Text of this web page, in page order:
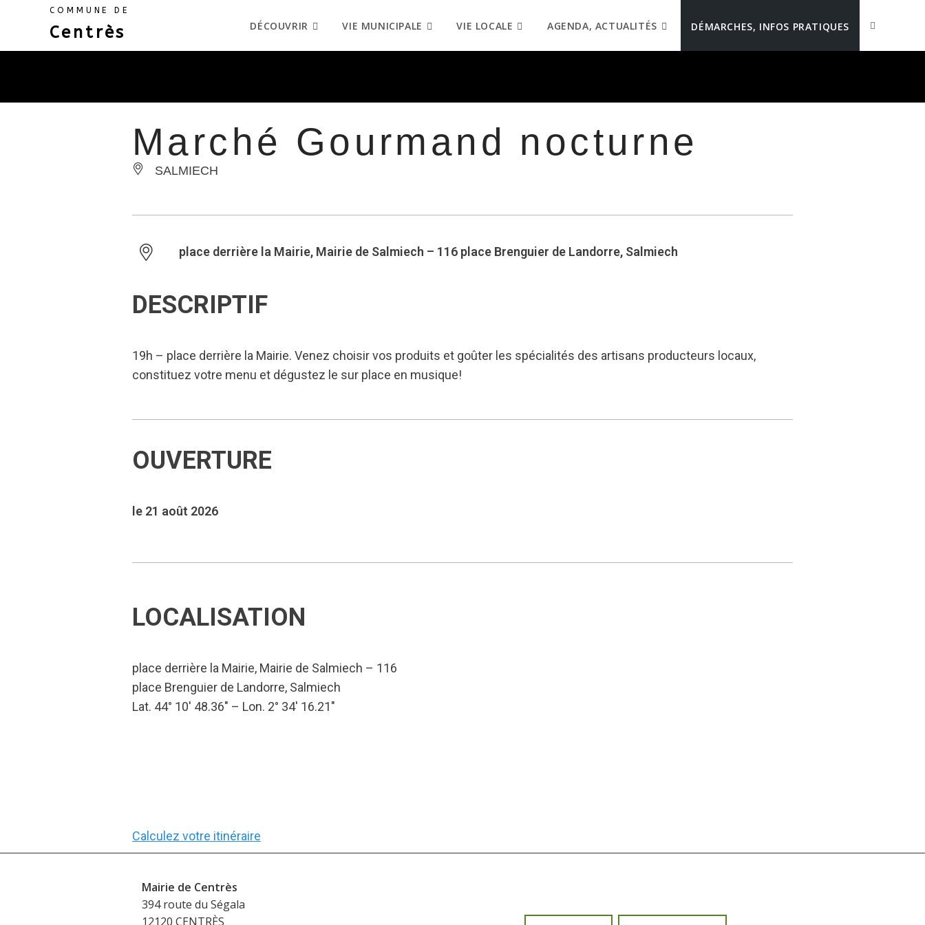
COMMUNE DE
Centrès DÉCOUVRIR VIE MUNICIPALE VIE LOCALE AGENDA, ACTUALITÉS DÉMARCHES, INFOS PRATIQUES
Marché Gourmand nocturne
SALMIECH
place derrière la Mairie, Mairie de Salmiech – 116 place Brenguier de Landorre, Salmiech
DESCRIPTIF
19h – place derrière la Mairie. Venez choisir vos produits et goûter les spécialités des artisans producteurs locaux,
constituez votre menu et dégustez le sur place en musique!
OUVERTURE
le 21 août 2026
LOCALISATION
place derrière la Mairie, Mairie de Salmiech – 116
place Brenguier de Landorre, Salmiech
Lat. 44° 10′ 48.36″ – Lon. 2° 34′ 16.21″
Calculez votre itinéraire
Mairie de Centrès
394 route du Ségala
12120 CENTRÈS